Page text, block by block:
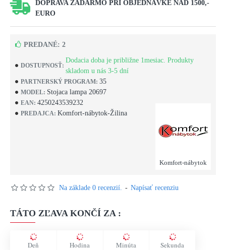
DOPRAVA ZADARMO PRI OBJEDNÁVKE NAD 1500,-
EURO
DOSTUPNOSŤ:
Dodacia doba je približne 1mesiac. Produkty
skladom u nás 3-5 dní
PARTNERSKÝ PROGRAM: 35
MODEL: Stojaca lampa 20697
EAN: 4250243539232
PREDAJCA: Komfort-nábytok-Žilina
Komfort-nábytok
PREDANÉ: 2
Na základe 0 recenzií. - Napísať recenziu
TÁTO ZĽAVA KONČÍ ZA :
Deň Hodina Minúta Sekunda